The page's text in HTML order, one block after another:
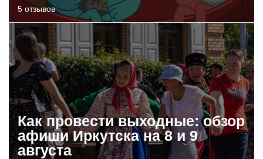
5 отзывов
Как провести выходные: обзор
афиши Иркутска на 8 и 9
августа